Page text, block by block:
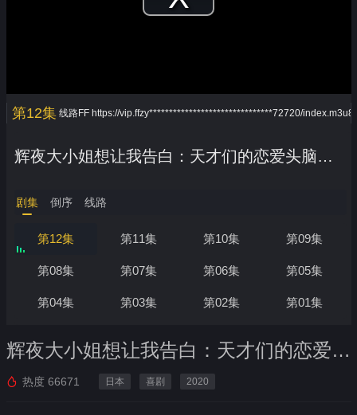
Play
第12集 线路FF https://vip.ffzy*******************************72720/index.m3u8
辉夜大小姐想让我告白：天才们的恋爱头脑战 第二季
剧集 倒序 线路
第12集 第11集 第10集 第09集
第08集 第07集 第06集 第05集
第04集 第03集 第02集 第01集
辉夜大小姐想让我告白：天才们的恋爱头脑战 第二季
热度 66671 日本 喜剧 2020